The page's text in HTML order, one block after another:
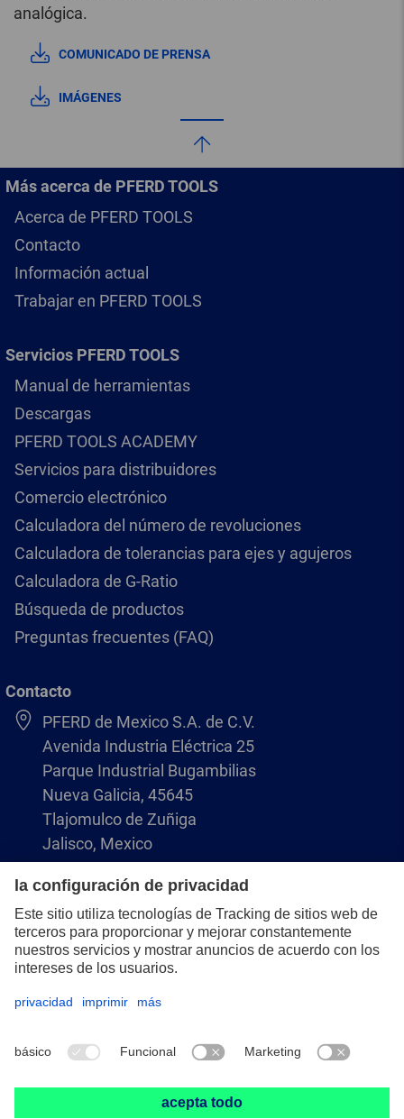
analógica.
COMUNICADO DE PRENSA
IMÁGENES
Más acerca de PFERD TOOLS
Acerca de PFERD TOOLS
Contacto
Información actual
Trabajar en PFERD TOOLS
Servicios PFERD TOOLS
Manual de herramientas
Descargas
PFERD TOOLS ACADEMY
Servicios para distribuidores
Comercio electrónico
Calculadora del número de revoluciones
Calculadora de tolerancias para ejes y agujeros
Calculadora de G-Ratio
Búsqueda de productos
Preguntas frecuentes (FAQ)
Contacto
PFERD de Mexico S.A. de C.V.
Avenida Industria Eléctrica 25
Parque Industrial Bugambilias
Nueva Galicia, 45645
Tlajomulco de Zuñiga
Jalisco, Mexico
+52 (33) 3366 9936
servicio.cliente.mx@pferd.com
Aviso legal
Condiciones comerciales generales (CCG)